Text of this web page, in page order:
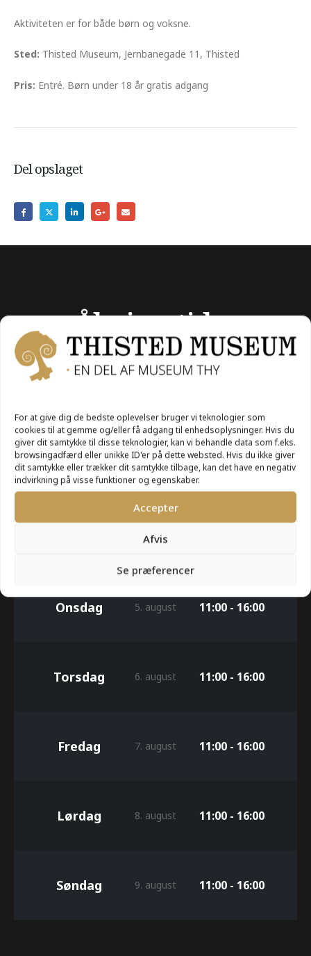
For at give dig de bedste oplevelser bruger vi teknologier som
cookies til at gemme og/eller få adgang til enhedsoplysninger. Hvis du
giver dit samtykke til disse teknologier, kan vi behandle data som f.eks.
browsingadfærd eller unikke ID'er på dette websted. Hvis du ikke giver
dit samtykke eller trækker dit samtykke tilbage, kan det have en negativ
indvirkning på visse funktioner og egenskaber.
Accepter
Afvis
Se præferencer
Aktiviteten er for både børn og voksne.
Sted: Thisted Museum, Jernbanegade 11, Thisted
Pris: Entré. Børn under 18 år gratis adgang
Del opslaget
Åbningstider
Mandag 3. august 11:00 - 16:00
4. august
Onsdag 5. august 11:00 - 16:00
Torsdag 6. august 11:00 - 16:00
Fredag 7. august 11:00 - 16:00
Lørdag 8. august 11:00 - 16:00
Søndag 9. august 11:00 - 16:00